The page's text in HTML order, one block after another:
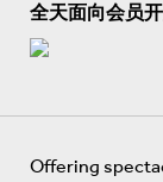
全天面向会员
Offering